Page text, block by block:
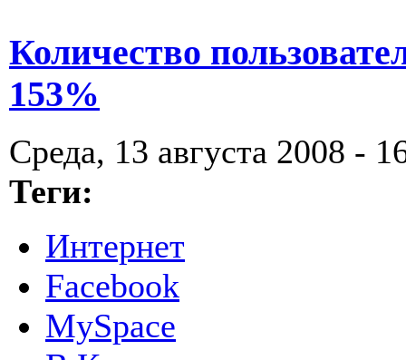
Количество
153%
Среда, 13 августа 2008 -
Теги:
Интернет
Facebook
MySpace